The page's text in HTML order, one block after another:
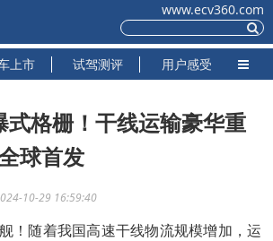
www.ecv360.com
上市 试驾测评 用户感受
式格栅！干线运输豪华重
球首发
10-29 16:59:40
！随着我国高速干线物流规模增加，运